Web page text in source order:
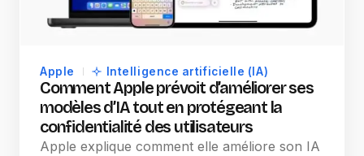
Apple Intelligence artificielle (IA)
Comment Apple prévoit d’améliorer ses
modèles d’IA tout en protégeant la
confidentialité des utilisateurs
Apple explique comment elle améliore son IA